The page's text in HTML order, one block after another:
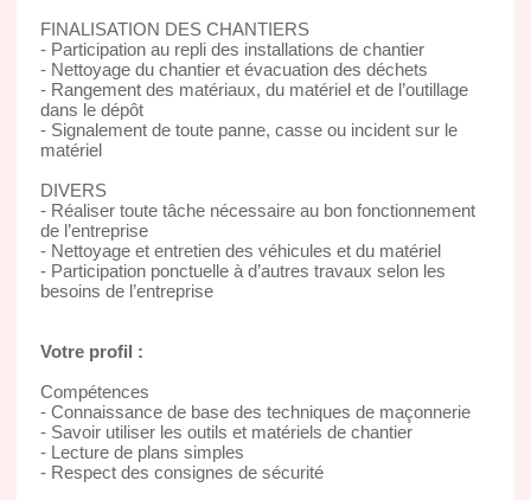
FINALISATION DES CHANTIERS
- Participation au repli des installations de chantier
- Nettoyage du chantier et évacuation des déchets
- Rangement des matériaux, du matériel et de l’outillage
dans le dépôt
- Signalement de toute panne, casse ou incident sur le
matériel
DIVERS
- Réaliser toute tâche nécessaire au bon fonctionnement
de l’entreprise
- Nettoyage et entretien des véhicules et du matériel
- Participation ponctuelle à d’autres travaux selon les
besoins de l’entreprise
Votre profil :
Compétences
- Connaissance de base des techniques de maçonnerie
- Savoir utiliser les outils et matériels de chantier
- Lecture de plans simples
- Respect des consignes de sécurité